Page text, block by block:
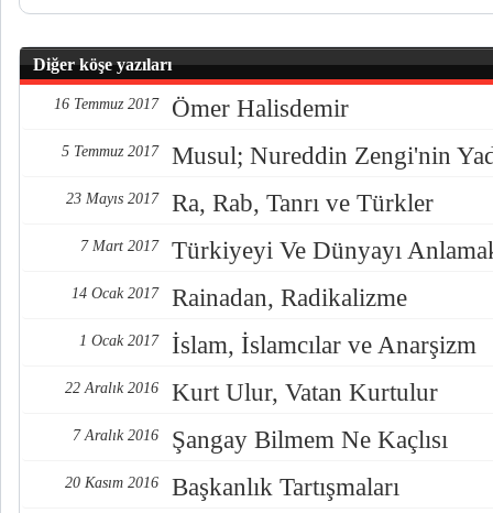
Diğer köşe yazıları
16 Temmuz 2017 Ömer Halisdemir
5 Temmuz 2017 Musul; Nureddin Zengi'nin
23 Mayıs 2017 Ra, Rab, Tanrı ve Türkler
7 Mart 2017 Türkiyeyi Ve Dünyayı
14 Ocak 2017 Rainadan, Radikalizme
1 Ocak 2017 İslam, İslamcılar ve Anarşizm
22 Aralık 2016 Kurt Ulur, Vatan Kurtulur
7 Aralık 2016 Şangay Bilmem Ne Kaçlısı
20 Kasım 2016 Başkanlık Tartışmaları